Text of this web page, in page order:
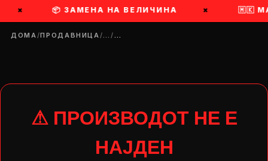
× 📦 ЗАМЕНА НА ВЕЛИЧИНА × 🇲🇰
ДОМА/ПРОДАВНИЦА/…/…
⚠ ПРОИЗВОДОТ НЕ Е
НАЈДЕН